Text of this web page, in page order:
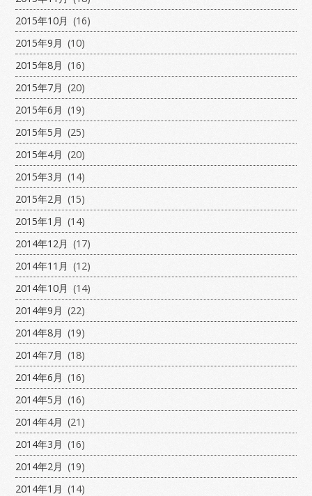
2015年10月 (16)
2015年9月 (10)
2015年8月 (16)
2015年7月 (20)
2015年6月 (19)
2015年5月 (25)
2015年4月 (20)
2015年3月 (14)
2015年2月 (15)
2015年1月 (14)
2014年12月 (17)
2014年11月 (12)
2014年10月 (14)
2014年9月 (22)
2014年8月 (19)
2014年7月 (18)
2014年6月 (16)
2014年5月 (16)
2014年4月 (21)
2014年3月 (16)
2014年2月 (19)
2014年1月 (14)